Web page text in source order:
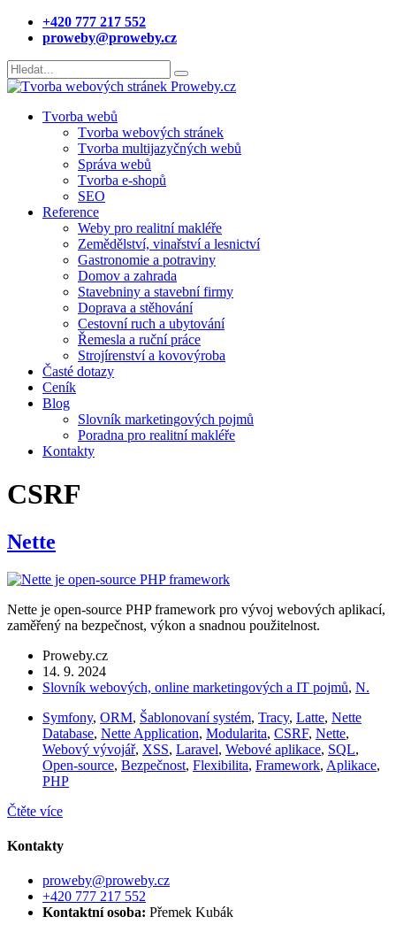
+420 777 217 552
proweby@proweby.cz
Tvorba webů
Tvorba webových stránek
Tvorba multijazyčných webů
Správa webů
Tvorba e-shopů
SEO
Reference
Weby pro realitní makléře
Zemědělství, vinařství a lesnictví
Gastronomie a potraviny
Domov a zahrada
Stavebniny a stavební firmy
Doprava a stěhování
Cestovní ruch a ubytování
Řemesla a ruční práce
Strojírenství a kovovýroba
Časté dotazy
Ceník
Blog
Slovník marketingových pojmů
Poradna pro realitní makléře
Kontakty
CSRF
Nette
Nette je open-source PHP framework pro vývoj webových aplikací,
zaměřený na bezpečnost, výkon a snadnou použitelnost.
Proweby.cz
14. 9. 2024
Slovník webových, online marketingových a IT pojmů, N.
Symfony, ORM, Šablonovaní systém, Tracy, Latte, Nette
Database, Nette Application, Modularita, CSRF, Nette,
Webový vývojář, XSS, Laravel, Webové aplikace, SQL,
Open-source, Bezpečnost, Flexibilita, Framework, Aplikace,
PHP
Čtěte více
Kontakty
proweby@proweby.cz
+420 777 217 552
Kontaktní osoba: Přemek Kubák